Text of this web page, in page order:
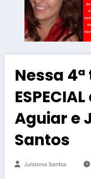
Nessa 4ª
Aguiar e
Santos
Julianna Santos